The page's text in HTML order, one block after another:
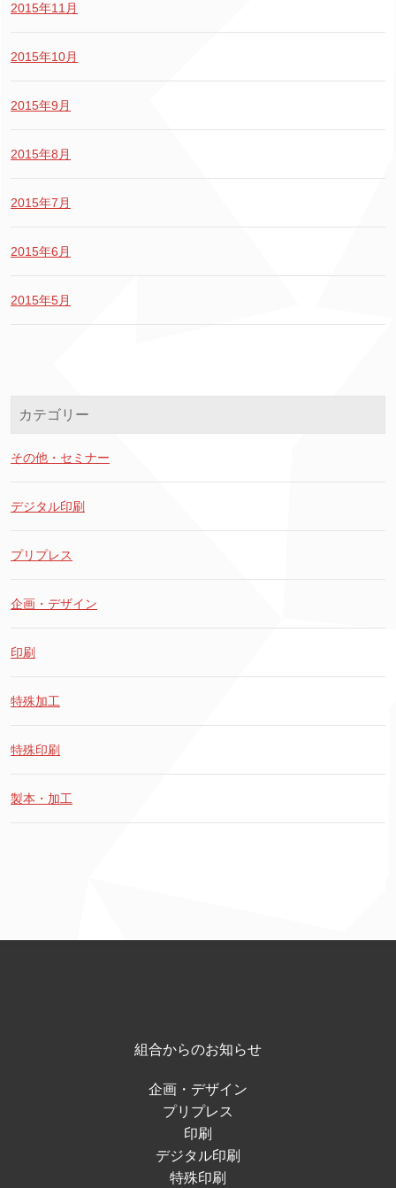
2015年11月
2015年10月
2015年9月
2015年8月
2015年7月
2015年6月
2015年5月
カテゴリー
その他・セミナー
デジタル印刷
プリプレス
企画・デザイン
印刷
特殊加工
特殊印刷
製本・加工
組合からのお知らせ
企画・デザイン
プリプレス
印刷
デジタル印刷
特殊印刷